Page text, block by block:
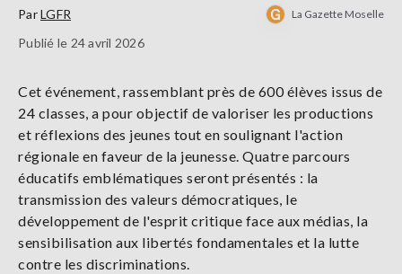
ParLGFR La Gazette Moselle
Publié le 24 avril 2026
Cet événement, rassemblant près de 600 élèves issus de
24 classes, a pour objectif de valoriser les productions
et réflexions des jeunes tout en soulignant l'action
régionale en faveur de la jeunesse. Quatre parcours
éducatifs emblématiques seront présentés : la
transmission des valeurs démocratiques, le
développement de l'esprit critique face aux médias, la
sensibilisation aux libertés fondamentales et la lutte
contre les discriminations.